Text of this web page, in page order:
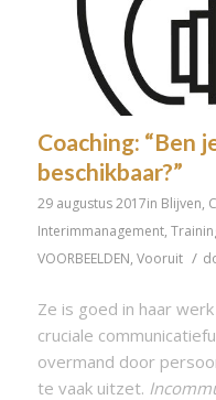
Coaching: “Ben
beschikbaar?”
29 augustus 2017in Blijven,
Interimmanagement,
VOORBEELDEN, Vooruit /
Ze is goed in haar
cruciale
overmand door
te vaak uitzet.